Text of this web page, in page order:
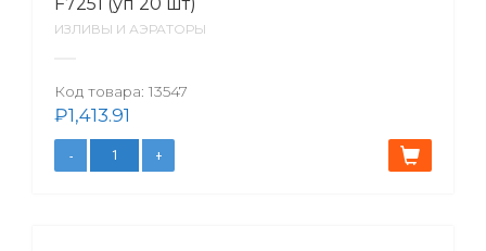
ИЗЛИВЫ И АЭРАТОРЫ
Код товара: 13547
₽1,413.91